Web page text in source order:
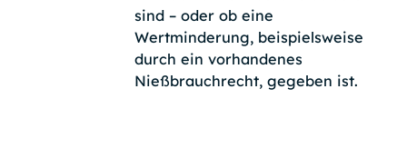
sind – oder ob eine
Wertminderung, beispielsweise
durch ein vorhandenes
Nießbrauchrecht, gegeben ist.